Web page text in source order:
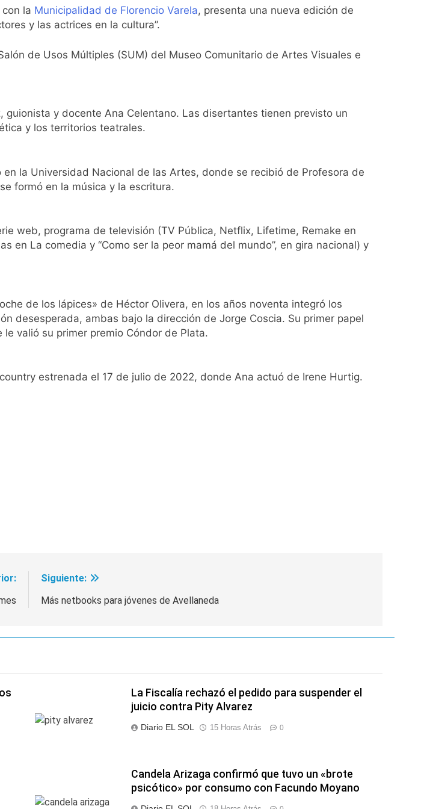
Hernán Ocampo, tras la difusión de chats privados
psicótico» por consumo con Facundo Moyano
oficial de Ley de Propiedad Privada
de Vicente López
infracciones en segundos
de seguridad por la protesta contra la reforma de la Ley de Tierras
la Municipalidad de Florencio Varela, presenta una nueva edición de
y las actrices en la cultura”.
de Usos Múltiples (SUM) del Museo Comunitario de Artes Visuales e
y docente Ana Celentano. Las disertantes tienen previsto un
y los territorios teatrales.
la Universidad Nacional de las Artes, donde se recibió de Profesora de
formó en la música y la escritura.
web, programa de televisión (TV Pública, Netflix, Lifetime, Remake en
en La comedia y “Como ser la peor mamá del mundo”, en gira nacional) y
de los lápices» de Héctor Olivera, en los años noventa integró los
desesperada, ambas bajo la dirección de Jorge Coscia. Su primer papel
valió su primer premio Cóndor de Plata.
estrenada el 17 de julio de 2022, donde Ana actuó de Irene Hurtig.
Siguiente:
Más netbooks para jóvenes de Avellaneda
La Fiscalía rechazó el pedido para suspender el
juicio contra Pity Alvarez
Diario EL SOL 15 Horas Atrás 0
Candela Arizaga confirmó que tuvo un «brote
psicótico» por consumo con Facundo Moyano